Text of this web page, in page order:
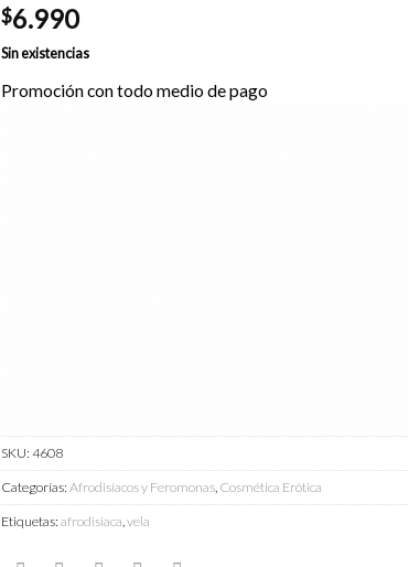
$6.990
Sin existencias
Promoción con todo medio de pago
SKU: 4608
Categorías: Afrodisíacos y Feromonas Cosmética Erótica
Etiquetas: afrodisiaca vela